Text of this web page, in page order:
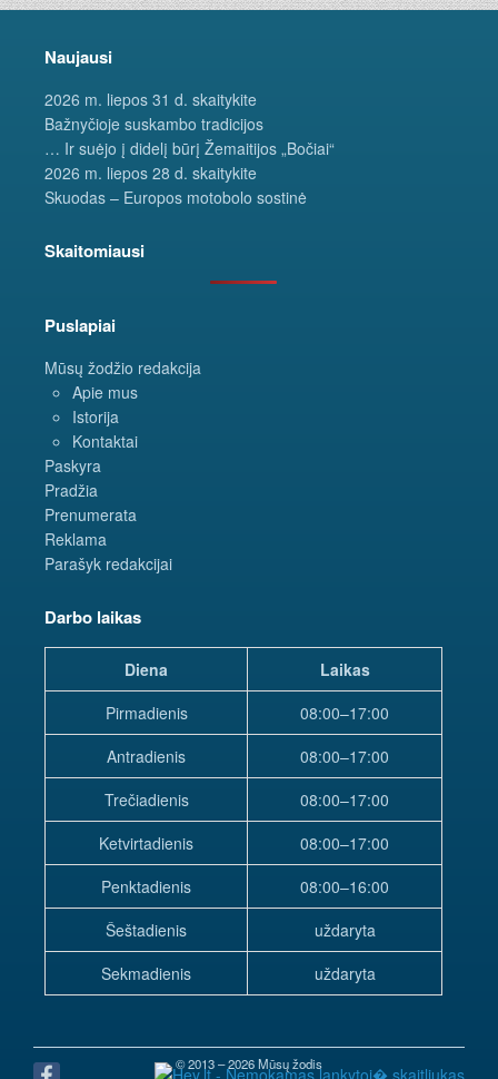
Naujausi
2026 m. liepos 31 d. skaitykite
Bažnyčioje suskambo tradicijos
… Ir suėjo į didelį būrį Žemaitijos „Bočiai“
2026 m. liepos 28 d. skaitykite
Skuodas – Europos motobolo sostinė
Skaitomiausi
Puslapiai
Mūsų žodžio redakcija
Apie mus
Istorija
Kontaktai
Paskyra
Pradžia
Prenumerata
Reklama
Parašyk redakcijai
Darbo laikas
Diena
Laikas
Pirmadienis
08:00–17:00
Antradienis
08:00–17:00
Trečiadienis
08:00–17:00
Ketvirtadienis
08:00–17:00
Penktadienis
08:00–16:00
Šeštadienis
uždaryta
Sekmadienis
uždaryta
© 2013 – 2026 Mūsų žodis